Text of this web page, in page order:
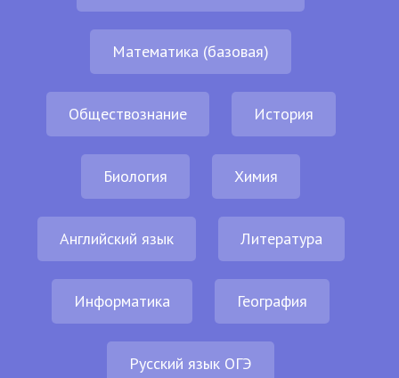
Математика (базовая)
Обществознание История
Биология Химия
Английский язык Литература
Информатика География
Русский язык ОГЭ